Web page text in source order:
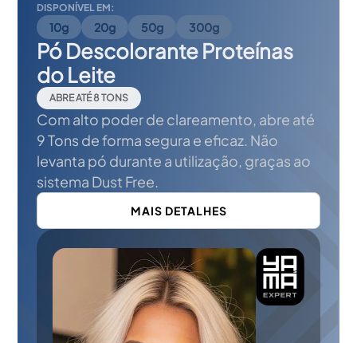
DISPONÍVEL EM:
10g 20g 50g 300g
Pó Descolorante Proteínas
do Leite
ABRE ATÉ 8 TONS
Com alto poder de clareamento, abre até
9 Tons de forma segura e eficaz. Não
levanta pó durante a utilização, graças ao
sistema Dust Free.
MAIS DETALHES